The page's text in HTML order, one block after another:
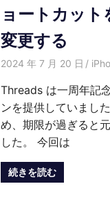
ョートカッ
変更する
2024 年 7 月 20 日 愛
Threads は一周年記
ンを提供していまし
め、期限が過ぎると
した。 今回は
続きを読む